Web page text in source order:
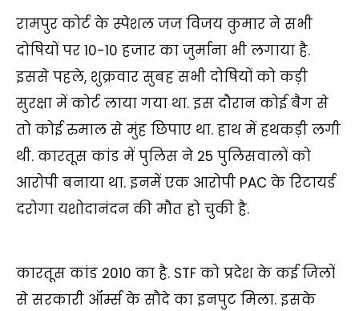
रामपुर कोर्ट के स्पेशल जज विजय कुमार ने सभी
दोषियों पर 10-10 हजार का जुर्माना भी लगाया है.
इससे पहले, शुक्रवार सुबह सभी दोषियों को कड़ी
सुरक्षा में कोर्ट लाया गया था. इस दौरान कोई बैग से
तो कोई रुमाल से मुंह छिपाए था. हाथ में हथकड़ी लगी
थी. कारतूस कांड में पुलिस ने 25 पुलिसवालों को
आरोपी बनाया था. इनमें एक आरोपी PAC के रिटायर्ड
दरोगा यशोदानंदन की मौत हो चुकी है.
कारतूस कांड 2010 का है. STF को प्रदेश के कई जिलों
से सरकारी ऑर्म्स के सौदे का इनपुट मिला. इसके